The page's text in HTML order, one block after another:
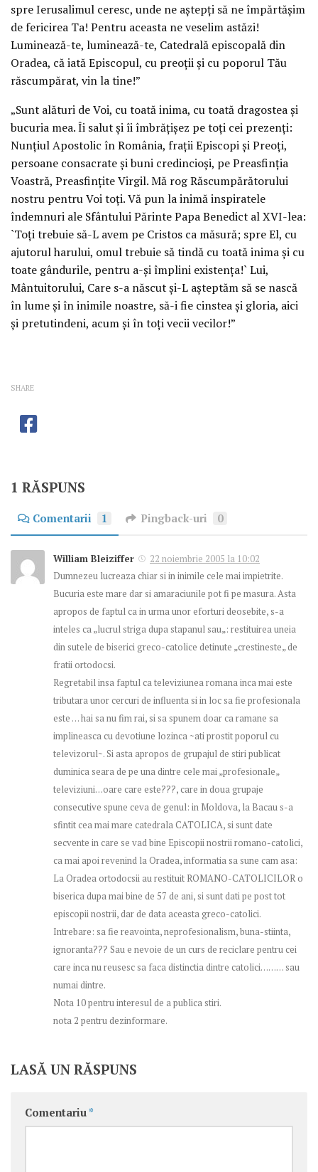
spre Ierusalimul ceresc, unde ne aştepţi să ne împărtăşim
de fericirea Ta! Pentru aceasta ne veselim astăzi!
Luminează-te, luminează-te, Catedrală episcopală din
Oradea, că iată Episcopul, cu preoţii şi cu poporul Tău
răscumpărat, vin la tine!”
„Sunt alături de Voi, cu toată inima, cu toată dragostea şi
bucuria mea. Îi salut şi îi îmbrăţişez pe toţi cei prezenţi:
Nunţiul Apostolic în România, fraţii Episcopi şi Preoţi,
persoane consacrate şi buni credincioşi, pe Preasfinţia
Voastră, Preasfinţite Virgil. Mă rog Răscumpărătorului
nostru pentru Voi toţi. Vă pun la inimă inspiratele
îndemnuri ale Sfântului Părinte Papa Benedict al XVI-lea:
`Toţi trebuie să-L avem pe Cristos ca măsură; spre El, cu
ajutorul harului, omul trebuie să tindă cu toată inima şi cu
toate gândurile, pentru a-şi împlini existenţa!` Lui,
Mântuitorului, Care s-a născut şi-L aşteptăm să se nască
în lume şi în inimile noastre, să-i fie cinstea şi gloria, aici
şi pretutindeni, acum şi în toţi vecii vecilor!”
SHARE
1 RĂSPUNS
Comentarii 1 Pingback-uri 0
William Bleiziffer
22 noiembrie 2005 la 10:02
Dumnezeu lucreaza chiar si in inimile cele mai impietrite.
Bucuria este mare dar si amaraciunile pot fi pe masura. Asta
apropos de faptul ca in urma unor eforturi deosebite, s-a
inteles ca „lucrul striga dupa stapanul sau„: restituirea uneia
din sutele de biserici greco-catolice detinute „crestineste„ de
fratii ortodocsi.
Regretabil insa faptul ca televiziunea romana inca mai este
tributara unor cercuri de influenta si in loc sa fie profesionala
este … hai sa nu fim rai, si sa spunem doar ca ramane sa
implineasca cu devotiune lozinca ~ati prostit poporul cu
televizorul~. Si asta apropos de grupajul de stiri publicat
duminica seara de pe una dintre cele mai „profesionale„
televiziuni…oare care este???, care in doua grupaje
consecutive spune ceva de genul: in Moldova, la Bacau s-a
sfintit cea mai mare catedrala CATOLICA, si sunt date
secvente in care se vad bine Episcopii nostrii romano-catolici,
ca mai apoi revenind la Oradea, informatia sa sune cam asa:
La Oradea ortodocsii au restituit ROMANO-CATOLICILOR o
biserica dupa mai bine de 57 de ani, si sunt dati pe post tot
episcopii nostrii, dar de data aceasta greco-catolici.
Intrebare: sa fie reavointa, neprofesionalism, buna-stiinta,
ignoranta??? Sau e nevoie de un curs de reciclare pentru cei
care inca nu reusesc sa faca distinctia dintre catolici……… sau
numai dintre.
Nota 10 pentru interesul de a publica stiri.
nota 2 pentru dezinformare.
LASĂ UN RĂSPUNS
Comentariu *